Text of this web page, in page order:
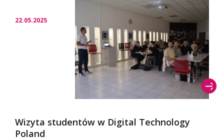
22.05.2025
Wizyta studentów w Digital Technology
Poland